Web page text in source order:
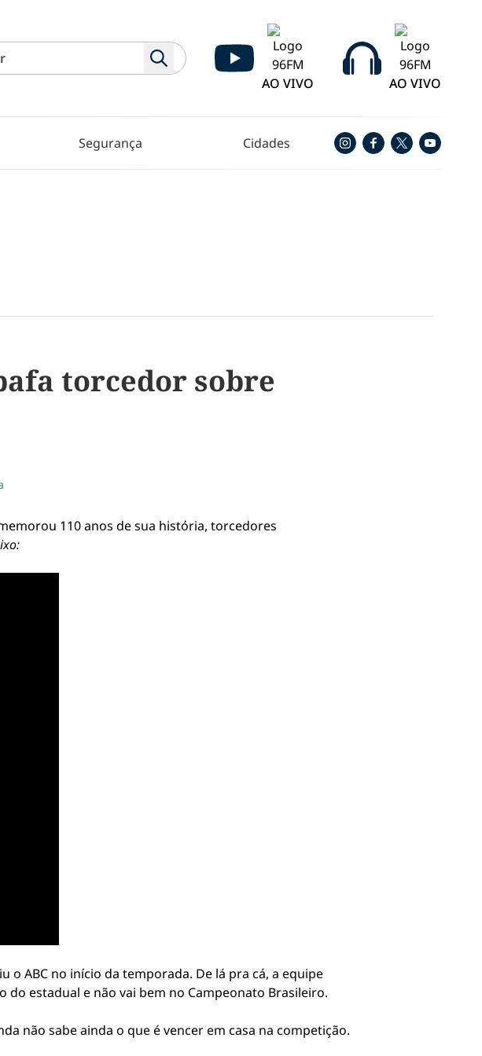
AO VIVO
AO VIVO
Segurança Cidades
torcedor sobre
110 anos de sua história, torcedores
ABC no início da temporada. De lá pra cá, a equipe
estadual e não vai bem no Campeonato Brasileiro.
não sabe ainda o que é vencer em casa na competição.